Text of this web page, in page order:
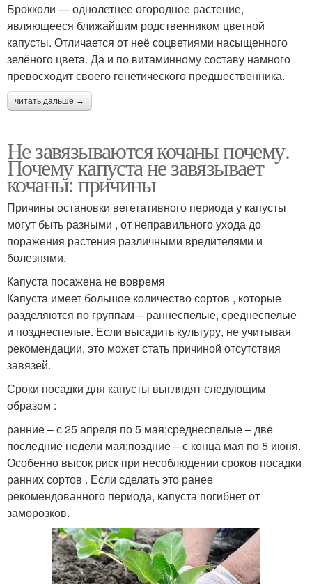
Брокколи — однолетнее огородное растение,
являющееся ближайшим родственником цветной
капусты. Отличается от неё соцветиями насыщенного
зелёного цвета. Да и по витаминному составу намного
превосходит своего генетического предшественника.
читать дальше →
Не завязываются кочаны почему.
Почему капуста не завязывает
кочаны: причины
Причины остановки вегетативного периода у капусты
могут быть разными , от неправильного ухода до
поражения растения различными вредителями и
болезнями.
Капуста посажена не вовремя
Капуста имеет большое количество сортов , которые
разделяются по группам – раннеспелые, среднеспелые
и позднеспелые. Если высадить культуру, не учитывая
рекомендации, это может стать причиной отсутствия
завязей.
Сроки посадки для капусты выглядят следующим
образом :
ранние – с 25 апреля по 5 мая;среднеспелые – две
последние недели мая;поздние – с конца мая по 5 июня.
Особенно высок риск при несоблюдении сроков посадки
ранних сортов . Если сделать это ранее
рекомендованного периода, капуста погибнет от
заморозков.